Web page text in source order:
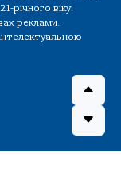
річного віку.
реклами.